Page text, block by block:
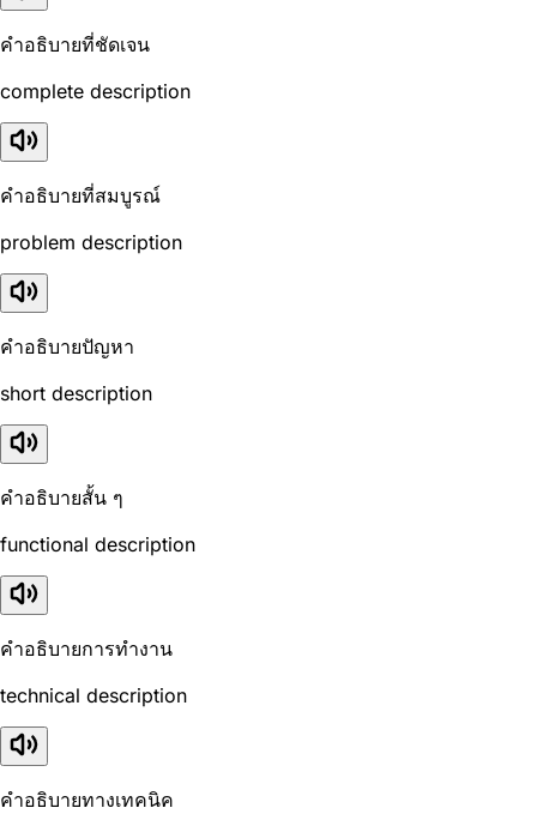
คำอธิบายที่ชัดเจน
complete description
คำอธิบายที่สมบูรณ์
problem description
คำอธิบายปัญหา
short description
คำอธิบายสั้น ๆ
functional description
คำอธิบายการทำงาน
technical description
คำอธิบายทางเทคนิค